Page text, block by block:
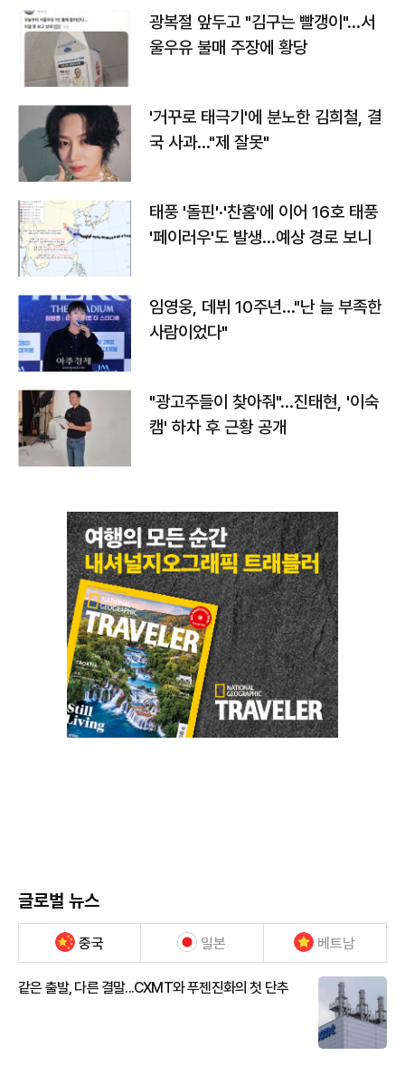
광복절 앞두고 "김구는 빨갱이"…서
울우유 불매 주장에 황당
'거꾸로 태극기'에 분노한 김희철, 결
국 사과…"제 잘못"
태풍 '돌핀'·'찬홈'에 이어 16호 태풍
'페이러우'도 발생…예상 경로 보니
임영웅, 데뷔 10주년…"난 늘 부족한
사람이었다"
"광고주들이 찾아줘"…진태현, '이숙
캠' 하차 후 근황 공개
글로벌 뉴스
중국 일본 베트남
같은 출발, 다른 결말...CXMT와 푸젠진화의 첫 단추